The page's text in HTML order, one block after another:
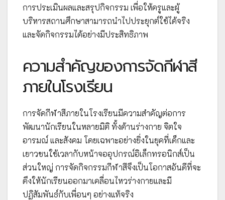
การประเมินผลและสรุปกิจกรรม เพื่อให้ครูและผู้
บริหารสถานศึกษาสามารถนำไปประยุกต์ใช้ได้จริง
และจัดกิจกรรมได้อย่างมีประสิทธิภาพ
ความสำคัญของการจัดกีฬาสี
ภายในโรงเรียน
การจัดกีฬาสีภายในโรงเรียนมีความสำคัญต่อการ
พัฒนานักเรียนในหลายมิติ ทั้งด้านร่างกาย จิตใจ
อารมณ์ และสังคม โดยเฉพาะอย่างยิ่งในยุคที่เด็กและ
เยาวชนใช้เวลากับหน้าจออุปกรณ์อิเล็กทรอนิกส์เป็น
ส่วนใหญ่ การจัดกิจกรรมกีฬาสีจึงเป็นโอกาสอันดีที่จะ
ดึงให้นักเรียนออกมาเคลื่อนไหวร่างกายและมี
ปฏิสัมพันธ์กับเพื่อนๆ อย่างแท้จริง